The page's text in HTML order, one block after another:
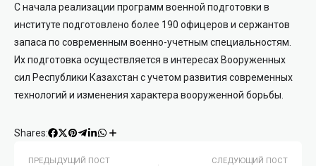
С начала реализации программ военной подготовки в
институте подготовлено более 190 офицеров и сержантов
запаса по современным военно-учетным специальностям.
Их подготовка осуществляется в интересах Вооруженных
сил Республики Казахстан с учетом развития современных
технологий и изменения характера вооруженной борьбы.
Shares:
ПРЕДЫДУЩИЙ ПОСТ СЛЕДУЮЩИЙ ПОСТ